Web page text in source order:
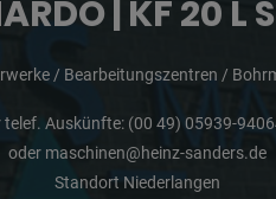
| KF 20 L
/ Bearbeitungszentren /
telef. Auskünfte: (00 49) 05939-
oder maschinen@heinz-sanders.de
Standort Niederlangen